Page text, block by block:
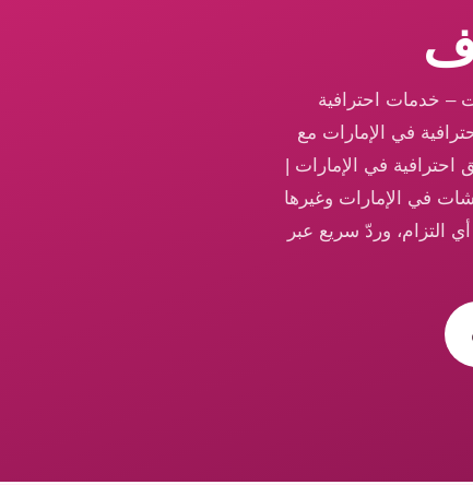
– خدمات احترافية
في الإمارات مع
في الإمارات |
في الإمارات وغيرها
التزام، وردّ سريع عبر